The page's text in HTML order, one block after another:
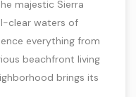
majestic Sierra
clear waters of
everything from
beachfront living
brings its